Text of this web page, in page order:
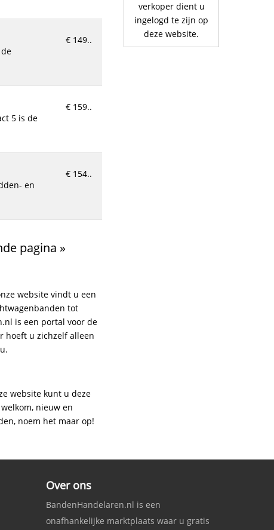
€ 149..
€ 159..
€ 154..
pagina »
website vindt u een
tot
is een portal voor de
hoeft u zichzelf alleen
website kunt u deze
nieuw en
noem het maar op!
verkoper dient u
ingelogd te zijn op
deze website.
Over ons
BandenHandelaren.nl is een
onafhankelijke marktplaats waar u gratis